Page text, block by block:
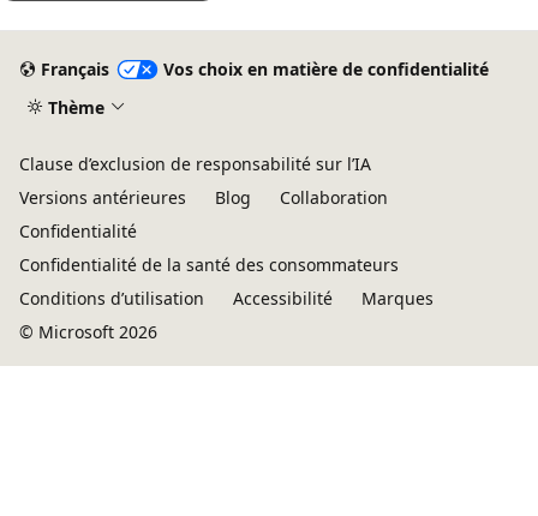
Français
Vos choix en matière de confidentialité
Thème
Clause d’exclusion de responsabilité sur l’IA
Versions antérieures
Blog
Collaboration
Confidentialité
Confidentialité de la santé des consommateurs
Conditions d’utilisation
Accessibilité
Marques
© Microsoft 2026